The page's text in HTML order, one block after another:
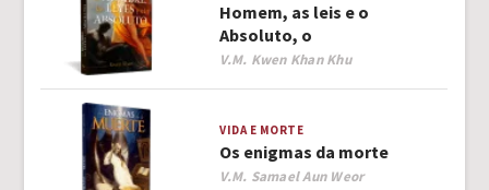
Homem, as leis e o
Absoluto, o
Author
V.M. Kwen Khan Khu
VIDA E MORTE
Os enigmas da morte
Author
V.M. Samael Aun Weor